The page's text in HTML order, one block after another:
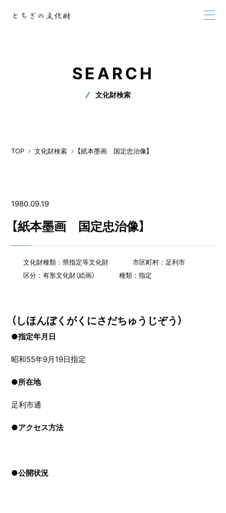
SEARCH
文化財検索
TOP 文化財検索 【紙本墨画 国定忠治像】
1980.09.19
【紙本墨画 国定忠治像】
文化財種類：県指定等文化財
市区町村：足利市
区分：有形文化財（絵画）
種類：指定
（しほんぼくがくにさだちゅうじぞう）
●指定年月日
昭和55年9月19日指定
●所在地
足利市通
●アクセス方法
●公開状況